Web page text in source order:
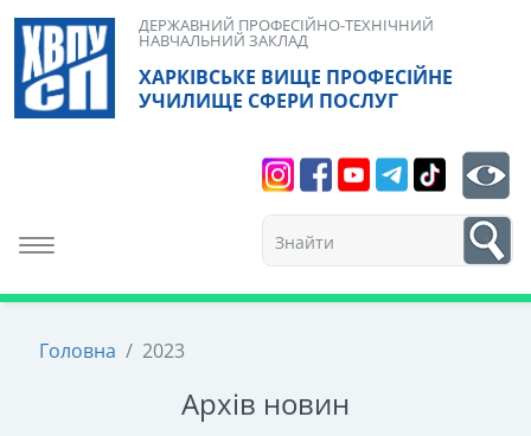
Skip
content
ХАРКІВСЬКЕ ВИЩЕ ПРОФЕСІЙНЕ
УЧИЛИЩЕ СФЕРИ ПОСЛУГ
ДЕРЖАВНИЙ ПРОФЕСІЙНО-ТЕХНІЧНИЙ
НАВЧАЛЬНИЙ ЗАКЛАД
Toggle navigation
1
Головна / 2023
Архiв новин